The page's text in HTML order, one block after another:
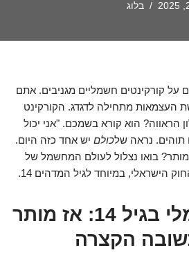
בלוג
קורקינטים חשמליים מגניבים. אתם
העצמאות מתחילה לדגדג. הקורקינט
הראווה? הוא קורא בשמכם. "אני יכול
תוהים. נראה שלכולם יש אחד כזה היום.
בואו נצלול לעולם המחשמל של
הישראלי, במיוחד לגיל המדהים 14.
קורקינט חשמלי בגיל 14: אז מותר
הקצרה